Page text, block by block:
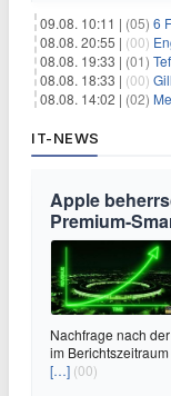
09.08. 10:11 | (05) 6
08.08. 20:55 | (00)
08.08. 19:33 | (01)
08.08. 18:33 | (00)
08.08. 14:02 | (02)
IT-NEWS
Apple
Premium-
Nachfrage nach
im
[…] (00)